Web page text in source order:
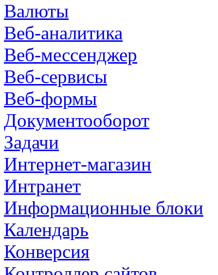
Валюты
Веб-аналитика
Веб-мессенджер
Веб-сервисы
Веб-формы
Документооборот
Задачи
Интернет-магазин
Интранет
Информационные блоки
Календарь
Конверсия